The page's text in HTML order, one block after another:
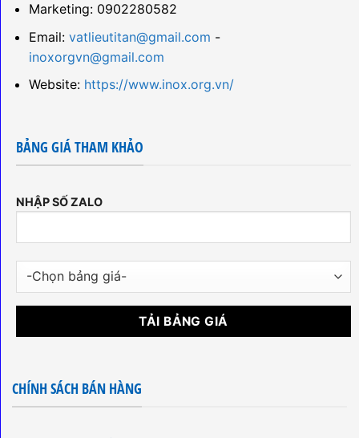
Marketing: 0902280582
Email: vatlieutitan@gmail.com -
inoxorgvn@gmail.com
Website: https://www.inox.org.vn/
BẢNG GIÁ THAM KHẢO
NHẬP SỐ ZALO
CHÍNH SÁCH BÁN HÀNG